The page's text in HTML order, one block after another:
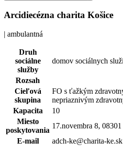
Arcidiecézna charita Košice
| ambulantná
Druh
sociálne
služby
domov sociálnych
Rozsah
Cieľová
skupina
FO s ťažkým
nepriaznivým
Kapacita
10
Miesto
poskytovania
17.novembra 8,
E-mail
adch-ke@charita-ke.sk